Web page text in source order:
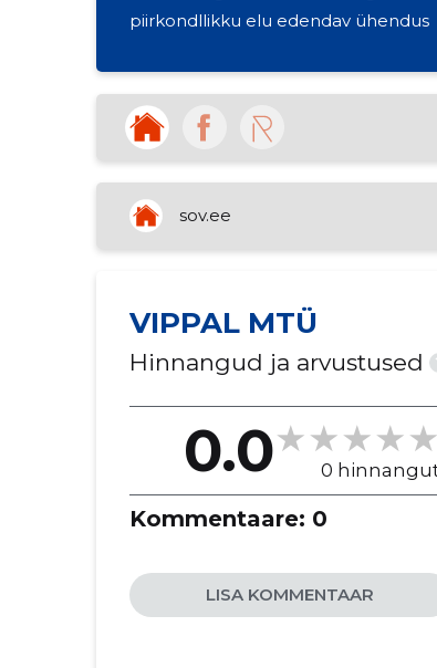
piirkondllikku elu edendav ühendus
sov.ee
VIPPAL MTÜ
Hinnangud ja arvustused
0.0 0
Kommentaare: 0
LISA KOMMENTAAR